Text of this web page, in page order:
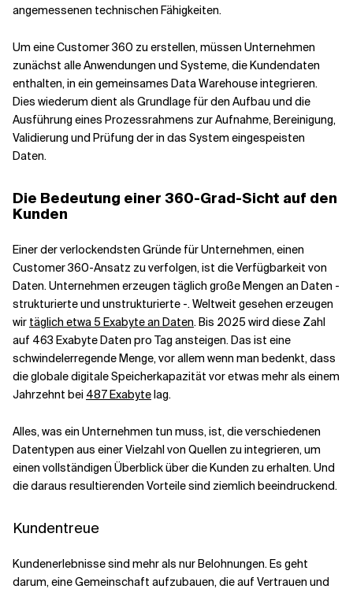
angemessenen technischen Fähigkeiten.
Um eine Customer 360 zu erstellen, müssen Unternehmen
zunächst alle Anwendungen und Systeme, die Kundendaten
enthalten, in ein gemeinsames Data Warehouse integrieren.
Dies wiederum dient als Grundlage für den Aufbau und die
Ausführung eines Prozessrahmens zur Aufnahme, Bereinigung,
Validierung und Prüfung der in das System eingespeisten
Daten.
Die Bedeutung einer 360-Grad-Sicht auf den
Kunden
Einer der verlockendsten Gründe für Unternehmen, einen
Customer 360-Ansatz zu verfolgen, ist die Verfügbarkeit von
Daten. Unternehmen erzeugen täglich große Mengen an Daten -
strukturierte und unstrukturierte -. Weltweit gesehen erzeugen
wir täglich etwa 5 Exabyte an Daten. Bis 2025 wird diese Zahl
auf 463 Exabyte Daten pro Tag ansteigen. Das ist eine
schwindelerregende Menge, vor allem wenn man bedenkt, dass
die globale digitale Speicherkapazität vor etwas mehr als einem
Jahrzehnt bei 487 Exabytelag.
Alles, was ein Unternehmen tun muss, ist, die verschiedenen
Datentypen aus einer Vielzahl von Quellen zu integrieren, um
einen vollständigen Überblick über die Kunden zu erhalten. Und
die daraus resultierenden Vorteile sind ziemlich beeindruckend.
Kundentreue
Kundenerlebnisse sind mehr als nur Belohnungen. Es geht
darum, eine Gemeinschaft aufzubauen, die auf Vertrauen und